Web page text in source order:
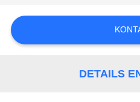
NACHRICHTEN
DETAILS